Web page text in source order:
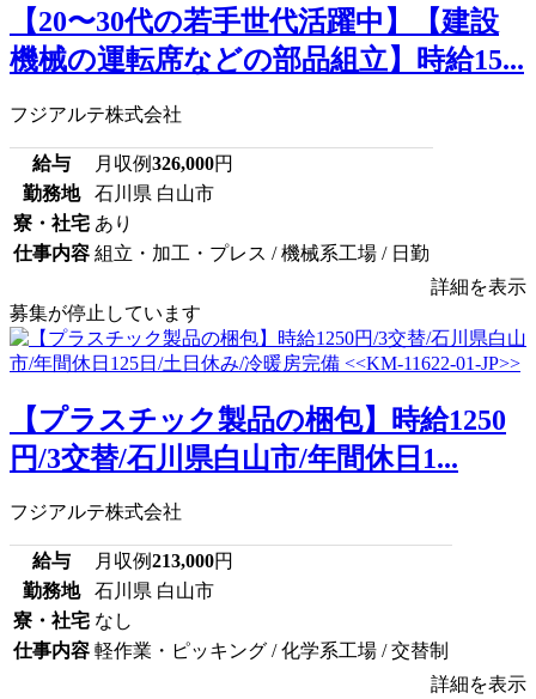
【20〜30代の若手世代活躍中】【建設
機械の運転席などの部品組立】時給15...
フジアルテ株式会社
給与 月収例326,000円
勤務地
石川県 白山市
寮・社宅 あり
仕事内容 組立・加工・プレス / 機械系工場 / 日勤
詳細を表示
募集が停止しています
【プラスチック製品の梱包】時給1250
円/3交替/石川県白山市/年間休日1...
フジアルテ株式会社
給与 月収例213,000円
勤務地
石川県 白山市
寮・社宅 なし
仕事内容 軽作業・ピッキング / 化学系工場 / 交替制
詳細を表示